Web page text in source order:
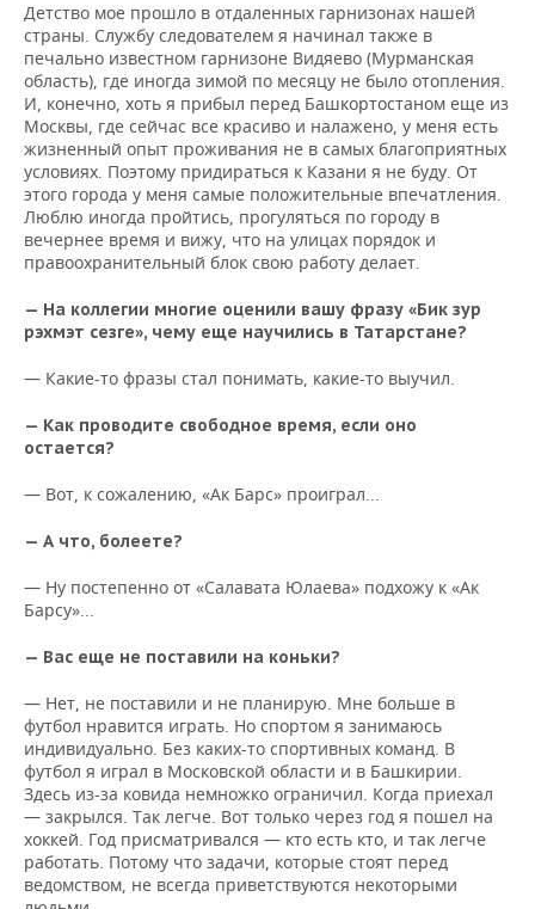
Детство мое прошло в отдаленных гарнизонах нашей
страны. Службу следователем я начинал также в
печально известном гарнизоне Видяево (Мурманская
область), где иногда зимой по месяцу не было отопления.
И, конечно, хоть я прибыл перед Башкортостаном еще из
Москвы, где сейчас все красиво и налажено, у меня есть
жизненный опыт проживания не в самых благоприятных
условиях. Поэтому придираться к Казани я не буду. От
этого города у меня самые положительные впечатления.
Люблю иногда пройтись, прогуляться по городу в
вечернее время и вижу, что на улицах порядок и
правоохранительный блок свою работу делает.
— На коллегии многие оценили вашу фразу «Бик зур
рэхмэт сезге», чему еще научились в Татарстане?
— Какие-то фразы стал понимать, какие-то выучил.
— Как проводите свободное время, если оно
остается?
— Вот, к сожалению, «Ак Барс» проиграл...
— А что, болеете?
— Ну постепенно от «Салавата Юлаева» подхожу к «Ак
Барсу»...
— Вас еще не поставили на коньки?
— Нет, не поставили и не планирую. Мне больше в
футбол нравится играть. Но спортом я занимаюсь
индивидуально. Без каких-то спортивных команд. В
футбол я играл в Московской области и в Башкирии.
Здесь из-за ковида немножко ограничил. Когда приехал
— закрылся. Так легче. Вот только через год я пошел на
хоккей. Год присматривался — кто есть кто, и так легче
работать. Потому что задачи, которые стоят перед
ведомством, не всегда приветствуются некоторыми